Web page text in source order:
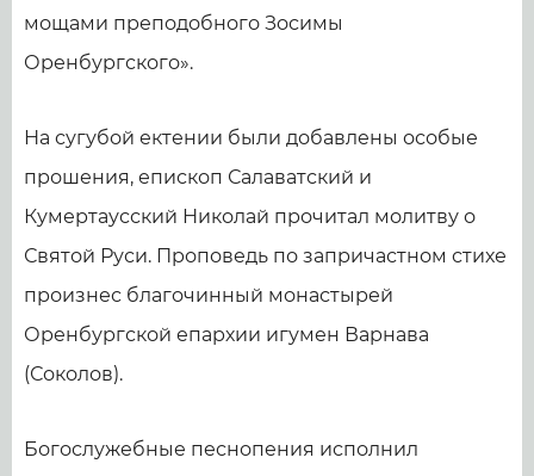
мощами преподобного Зосимы
Оренбургского».
На сугубой ектении были добавлены особые
прошения, епископ Салаватский и
Кумертаусский Николай прочитал молитву о
Святой Руси. Проповедь по запричастном стихе
произнес благочинный монастырей
Оренбургской епархии игумен Варнава
(Соколов).
Богослужебные песнопения исполнил